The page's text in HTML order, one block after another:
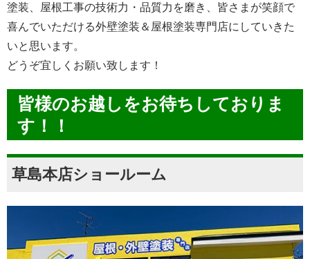
塗装、屋根工事の技術力・品質力を磨き、皆さまが笑顔で
喜んでいただける外壁塗装＆屋根塗装専門店にしていきた
いと思います。
どうぞ宜しくお願い致します！
皆様のお越しをお待ちしておりま
す！！
草島本店ショールーム